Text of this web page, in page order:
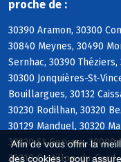
Afin de vous offrir la
des cookies : pour
proche de :
30390 Aramon, 30300
30840 Meynes, 30490
Sernhac, 30390
30300 Jonquières-St-
Bouillargues, 30132
30230 Rodilhan, 30320
30129 Manduel, 30320
30320 St-Gervasy,
30210 Castillon-du-Gard